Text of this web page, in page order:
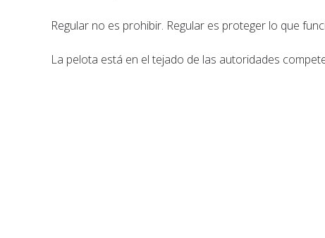
Regular no es prohibir. Regular es proteger lo que
La pelota está en el tejado de las autoridades